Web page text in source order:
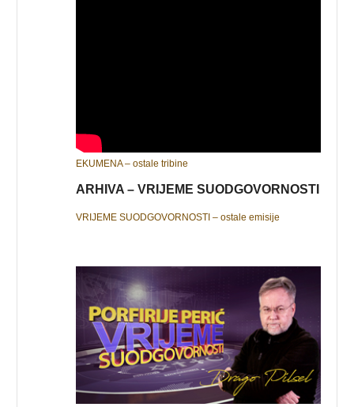
EKUMENA – ostale tribine
ARHIVA – VRIJEME SUODGOVORNOSTI
VRIJEME SUODGOVORNOSTI – ostale emisije